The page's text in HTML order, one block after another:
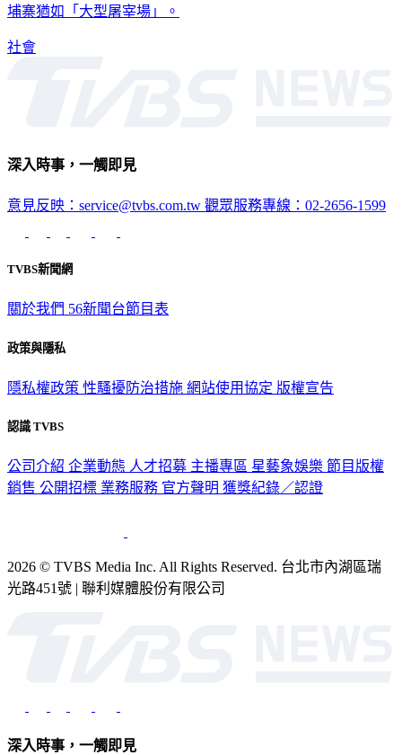
埔寨猶如「大型屠宰場」。
社會
深入時事，一觸即見
意見反映：service@tvbs.com.tw 觀眾服務專線：02-2656-1599
TVBS新聞網
關於我們 56新聞台節目表
政策與隱私
隱私權政策 性騷擾防治措施 網站使用協定 版權宣告
認識 TVBS
公司介紹 企業動態 人才招募 主播專區 星藝象娛樂 節目版權
銷售 公開招標 業務服務 官方聲明 獲獎紀錄／認證
2026 © TVBS Media Inc. All Rights Reserved. 台北市內湖區瑞
光路451號 | 聯利媒體股份有限公司
深入時事，一觸即見